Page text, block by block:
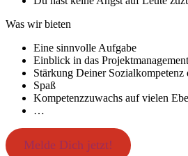
Was wir bieten
Eine sinnvolle Aufgabe
Einblick in das Projektmanagement
Stärkung Deiner
Spaß
Kompetenzzuwachs auf vielen
…
Melde Dich jetzt!